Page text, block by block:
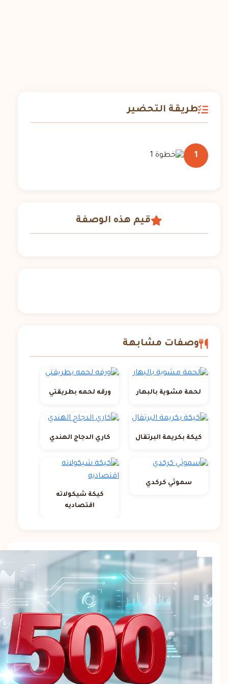
طريقة التحضير
1
قيم هذه الوصفة
وصفات مشابهة
لحمة مشوية بالبهار ورقه لحمه بطريقتي
كيكة بكريمة البرتقال كاري الدجاج الهندي
سموثي كركدي
كيكة شيكولاته
اقتصاديه